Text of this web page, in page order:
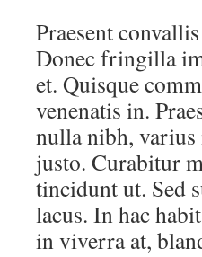
Praesent
Donec fringilla
et. Quisque
venenatis in.
nulla nibh, varius
justo. Curabitur
tincidunt ut. Sed
lacus. In hac
in viverra at,